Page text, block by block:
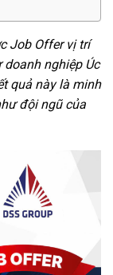
Job Offer vị trí
nghiệp Úc
quả này là minh
đội ngũ của